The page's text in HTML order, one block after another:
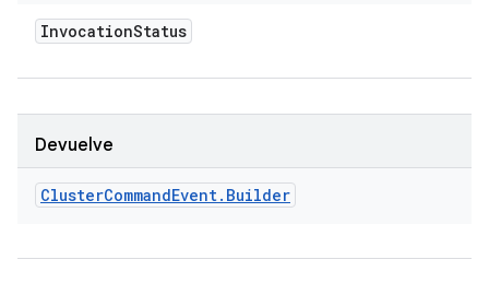
InvocationStatus
Devuelve
ClusterCommandEvent. Builder